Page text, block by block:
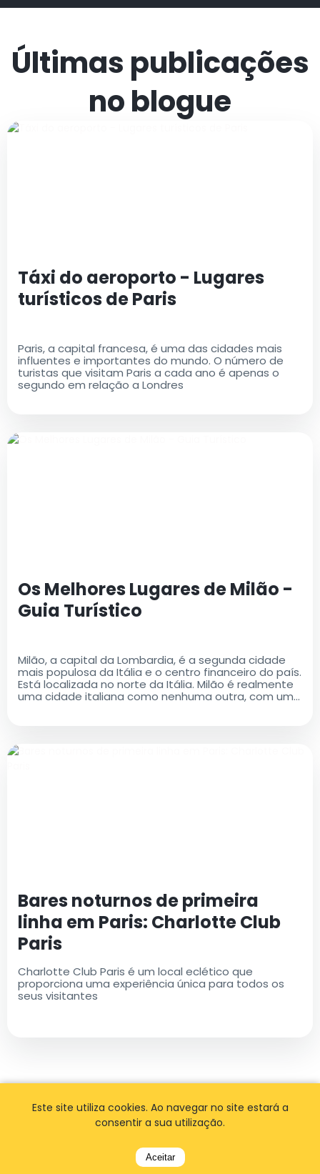
Últimas publicações
no blogue
Táxi do aeroporto - Lugares
turísticos de Paris
Paris, a capital francesa, é uma das cidades mais
influentes e importantes do mundo. O número de
turistas que visitam Paris a cada ano é apenas o
segundo em relação a Londres
Os Melhores Lugares de Milão -
Guia Turístico
Milão, a capital da Lombardia, é a segunda cidade
mais populosa da Itália e o centro financeiro do país.
Está localizada no norte da Itália. Milão é realmente
uma cidade italiana como nenhuma outra, com uma
Bares noturnos de primeira
linha em Paris: Charlotte Club
Paris
Charlotte Club Paris é um local eclético que
proporciona uma experiência única para todos os
seus visitantes
Este site utiliza cookies. Ao navegar no site estará a
consentir a sua utilização.
Aceitar